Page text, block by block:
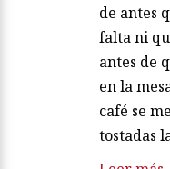
de antes
falta ni
antes de
en la
café se
tostadas